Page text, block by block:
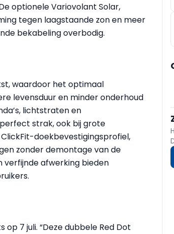
optionele Variovolant Solar,
tegen laagstaande zon en meer
bekabeling overbodig.
waardoor het optimaal
levensduur en minder onderhoud
lichtstraten en
strak, ook bij grote
doekbevestigingsprofiel,
zonder demontage van de
verfijnde afwerking bieden
7 juli. “Deze dubbele Red Dot